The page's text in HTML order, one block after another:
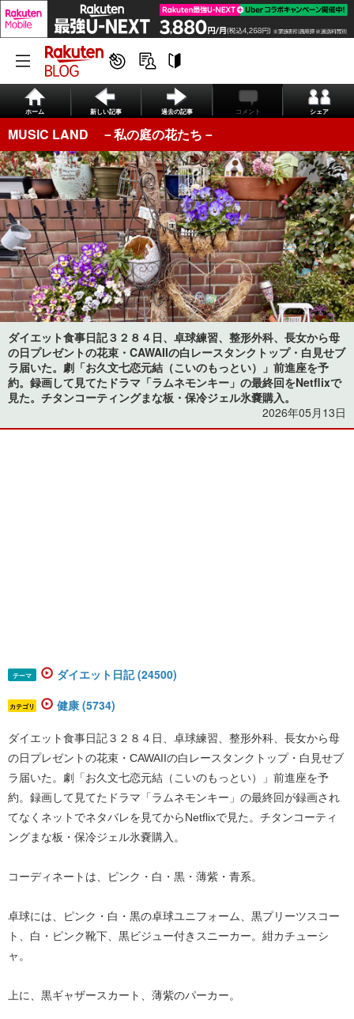
ホーム 新しい記事 過去の記事 コメント シェア
MUSIC LAND －私の庭の花たち－
ダイエット食事日記３２８４日、卓球練習、整形外科、長女から母
の日プレゼントの花束・CAWAIIの白レースタンクトップ・白見せブ
ラ届いた。劇「お久文七恋元結（こいのもっとい）」前進座を予
約。録画して見てたドラマ「ラムネモンキー」の最終回をNetflixで
見た。チタンコーティングまな板・保冷ジェル氷嚢購入。
2026年05月13日
テーマ ダイエット日記 (24500)
カテゴリ 健康 (5734)
ダイエット食事日記３２８４日、卓球練習、整形外科、長女から母
の日プレゼントの花束・CAWAIIの白レースタンクトップ・白見せブ
ラ届いた。劇「お久文七恋元結（こいのもっとい）」前進座を予
約。録画して見てたドラマ「ラムネモンキー」の最終回が録画され
てなくネットでネタバレを見てからNetflixで見た。チタンコーティ
ングまな板・保冷ジェル氷嚢購入。
コーディネートは、ピンク・白・黒・薄紫・青系。
卓球には、ピンク・白・黒の卓球ユニフォーム、黒プリーツスコー
ト、白・ピンク靴下、黒ビジュー付きスニーカー。紺カチューシ
ャ。
上に、黒ギャザースカート、薄紫のパーカー。